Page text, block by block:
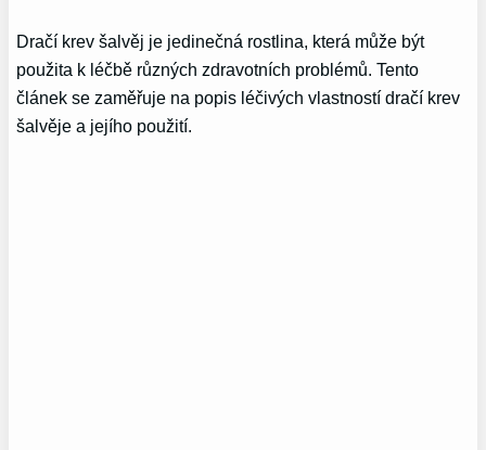
Dračí krev šalvěj je jedinečná rostlina, která může být
použita k léčbě různých zdravotních problémů. Tento
článek se zaměřuje na popis léčivých vlastností dračí krev
šalvěje a jejího použití.